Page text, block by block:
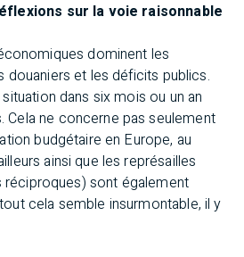
sur la voie raisonnable
dominent les
douaniers et les déficits publics.
dans six mois ou un an
Cela ne concerne pas seulement
budgétaire en Europe, au
ainsi que les représailles
réciproques) sont également
cela semble insurmontable, il y